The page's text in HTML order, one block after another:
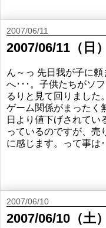
2007/06/11
2007/06/11（日
ん～っ 先日我が子に
へ･･･。子供たちがソ
るりと見て回りました
ゲーム関係がまったく
日より値下げされてい
っているのですが、売
に感じます。って事は
2007/06/10
2007/06/10（土